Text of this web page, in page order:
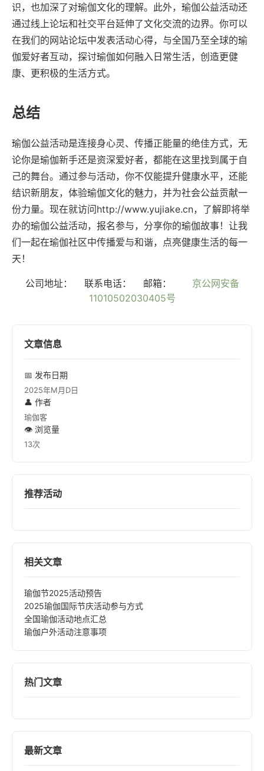
识，也加深了对瑜伽文化的理解。此外，瑜伽公益活动还
通过线上论坛和社交平台延伸了文化交流的边界。你可以
在我们的网站论坛中发表活动心得，与全国乃至全球的瑜
伽爱好者互动，探讨瑜伽如何融入日常生活，创造更健
康、更积极的生活方式。
总结
瑜伽公益活动是连接身心灵、传播正能量的绝佳方式，无
论你是瑜伽新手还是资深爱好者，都能在这里找到属于自
己的舞台。通过参与活动，你不仅能提升健康水平，还能
结识新朋友，体验瑜伽文化的魅力，并为社会公益贡献一
份力量。现在就访问http://www.yujiake.cn，了解即将举
办的瑜伽公益活动，报名参与，分享你的瑜伽故事！让我
们一起在瑜伽社区中传播爱与和谐，点亮健康生活的每一
天！
公司地址： 联系电话： 邮箱：
京公网安备
11010502030405号
文章信息
📅 发布日期
2025年M月D日
👤 作者
瑜伽客
👁️ 浏览量
13次
推荐活动
相关文章
瑜伽节2025活动预告
2025瑜伽国际节庆活动参与方式
全国瑜伽活动地点汇总
瑜伽户外活动注意事项
热门文章
最新文章